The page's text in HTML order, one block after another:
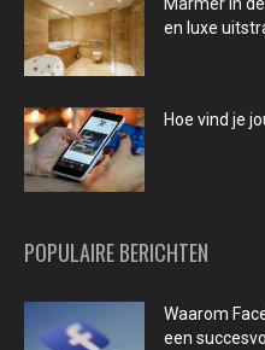
Marmer in
en luxe
Hoe vind je
POPULAIRE BERICHTEN
Waarom
een